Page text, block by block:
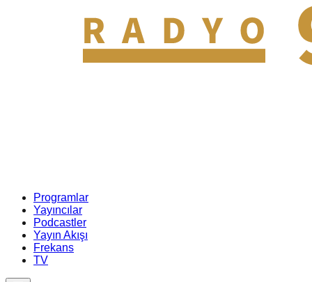
Programlar
Yayıncılar
Podcastler
Yayın Akışı
Frekans
TV